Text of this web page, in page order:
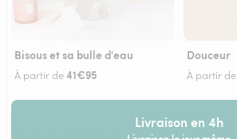
Bisous et sa bulle d'eau
À partir de41€95
Douceur
À partir de
Livraison en 4h